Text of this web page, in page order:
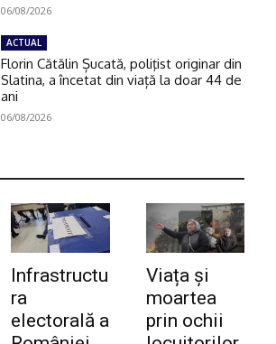
06/08/2026
ACTUAL
Florin Cătălin Șucată, poliţist originar din
Slatina, a încetat din viață la doar 44 de
ani
06/08/2026
Infrastructu
ra
electorală a
Viața și
moartea
prin ochii